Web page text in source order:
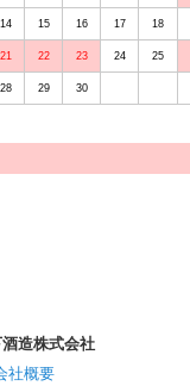
14 15 16 17 18
21 22 23 24 25
28 29 30
造株式会社
社概要